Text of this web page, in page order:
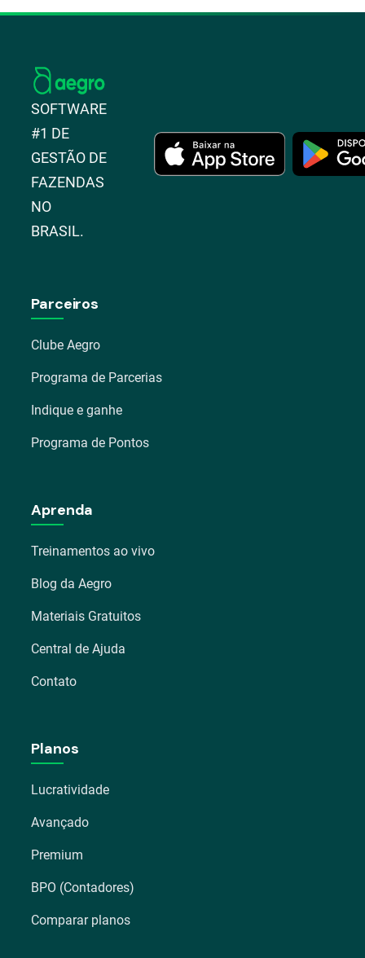
SOFTWARE
#1 DE
GESTÃO DE
FAZENDAS
NO
BRASIL.
Parceiros
Clube Aegro
Programa de Parcerias
Indique e ganhe
Programa de Pontos
Aprenda
Treinamentos ao vivo
Blog da Aegro
Materiais Gratuitos
Central de Ajuda
Contato
Planos
Lucratividade
Avançado
Premium
BPO (Contadores)
Comparar planos